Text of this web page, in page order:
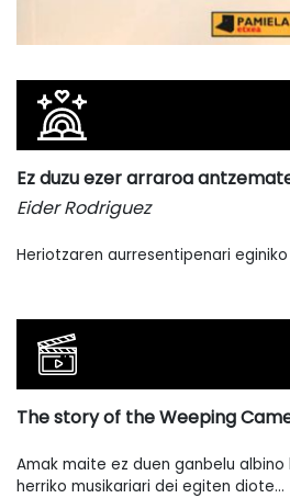
Ez duzu ezer arraroa
Eider Rodriguez
Heriotzaren aurresentipenari eginiko
The story of the Weeping
Amak maite ez duen ganbelu
herriko musikariari dei egiten diote…